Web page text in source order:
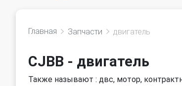
Главная Запчасти двигатель
CJBB - двигатель
Также называют : двс, мотор,